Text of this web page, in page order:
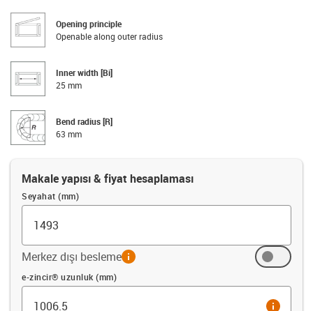
Opening principle
Openable along outer radius
Inner width [Bi]
25 mm
Bend radius [R]
63 mm
Makale yapısı & fiyat hesaplaması
Seyahat (mm)
Merkez dışı beslemeinfo
Ofset (mm)
e-zincir® uzunluk (mm)
info